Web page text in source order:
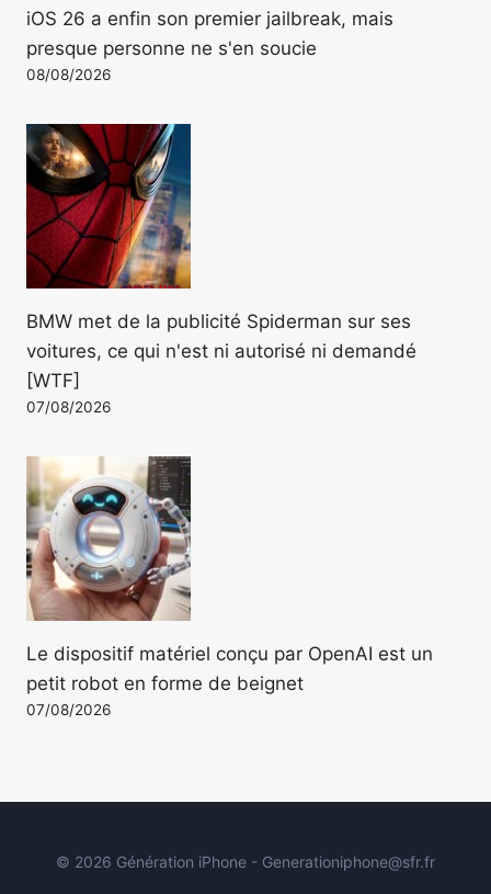
iOS 26 a enfin son premier jailbreak, mais
presque personne ne s'en soucie
08/08/2026
BMW met de la publicité Spiderman sur ses
voitures, ce qui n'est ni autorisé ni demandé
[WTF]
07/08/2026
Le dispositif matériel conçu par OpenAI est un
petit robot en forme de beignet
07/08/2026
© 2026 Génération iPhone - Generationiphone@sfr.fr